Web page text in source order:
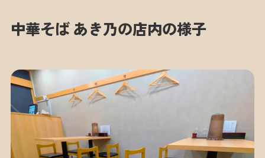
中華そば あき乃の店内の様子